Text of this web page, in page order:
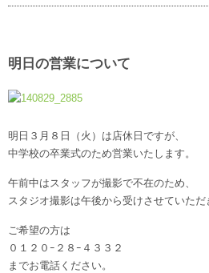
明日の営業について
明日３月８日（火）は店休日ですが、
中学校の卒業式のため営業いたします。
午前中はスタッフが撮影で不在のため、
スタジオ撮影は午後から受けさせていただ
ご希望の方は
０１２０ｰ２８ｰ４３３２
までお電話ください。